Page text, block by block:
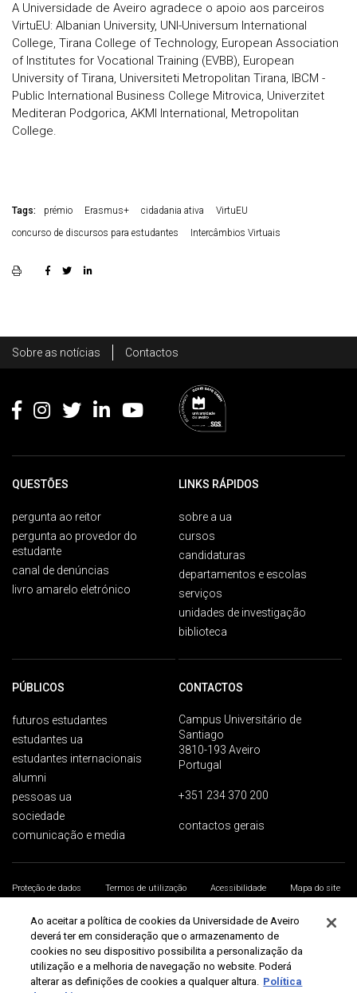
A Universidade de Aveiro agradece o apoio aos parceiros
VirtuEU: Albanian University, UNI-Universum International
College, Tirana College of Technology, European Association
of Institutes for Vocational Training (EVBB), European
University of Tirana, Universiteti Metropolitan Tirana, IBCM -
Public International Business College Mitrovica, Univerzitet
Mediteran Podgorica, AKMI International, Metropolitan
College.
Tags: prémio Erasmus+ cidadania ativa
VirtuEU
concurso de discursos para estudantes
Intercâmbios Virtuais
Footer
Sobre as notícias Contactos
QUESTÕES
pergunta ao reitor
pergunta ao provedor do
estudante
canal de denúncias
livro amarelo eletrónico
LINKS RÁPIDOS
sobre a ua
cursos
candidaturas
departamentos e escolas
serviços
unidades de investigação
biblioteca
PÚBLICOS
futuros estudantes
estudantes ua
estudantes internacionais
alumni
pessoas ua
sociedade
comunicação e media
CONTACTOS
Campus Universitário de
Santiago
3810-193 Aveiro
Portugal
+351 234 370 200
contactos gerais
Proteção de dados Termos de utilização Acessibilidade
Mapa do site
Ao aceitar a política de cookies da Universidade de Aveiro
deverá ter em consideração que o armazenamento de
cookies no seu dispositivo possibilita a personalização da
utilização e a melhoria de navegação no website. Poderá
alterar as definições de cookies a qualquer altura. Política